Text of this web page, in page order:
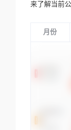
来了解当前
月份